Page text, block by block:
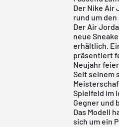
Der Nike Air
rund um
Der Air
neue
erhältlich.
präsentiert
Neujahr
Seit seinem
Spielfeld im
Gegner und
Das Modell
sich um ein